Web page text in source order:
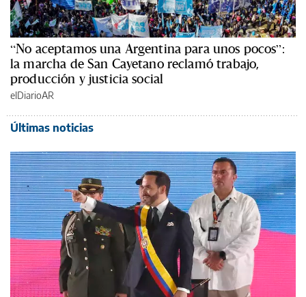
“No aceptamos una Argentina para unos pocos”:
la marcha de San Cayetano reclamó trabajo,
producción y justicia social
elDiarioAR
Últimas noticias